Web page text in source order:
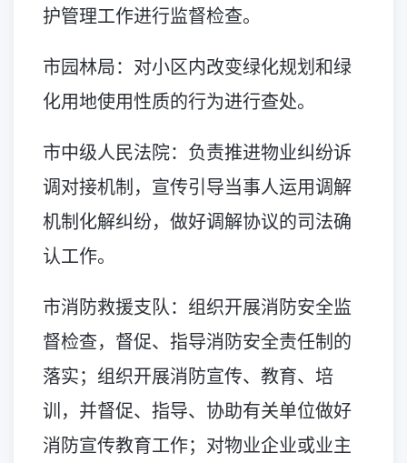
护管理工作进行监督检查。
市园林局：对小区内改变绿化规划和绿
化用地使用性质的行为进行查处。
市中级人民法院：负责推进物业纠纷诉
调对接机制，宣传引导当事人运用调解
机制化解纠纷，做好调解协议的司法确
认工作。
市消防救援支队：组织开展消防安全监
督检查，督促、指导消防安全责任制的
落实；组织开展消防宣传、教育、培
训，并督促、指导、协助有关单位做好
消防宣传教育工作；对物业企业或业主